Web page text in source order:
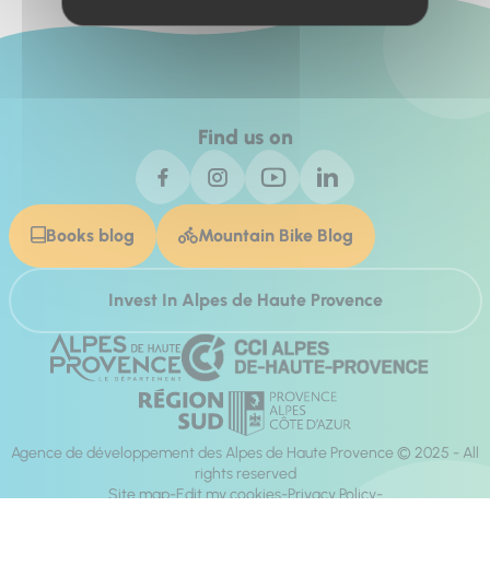
Find us on
Books blog Mountain Bike Blog
Invest In Alpes de Haute Provence
Agence de développement des Alpes de Haute Provence © 2025 - All
rights reserved
Site map Edit my cookies Privacy Policy